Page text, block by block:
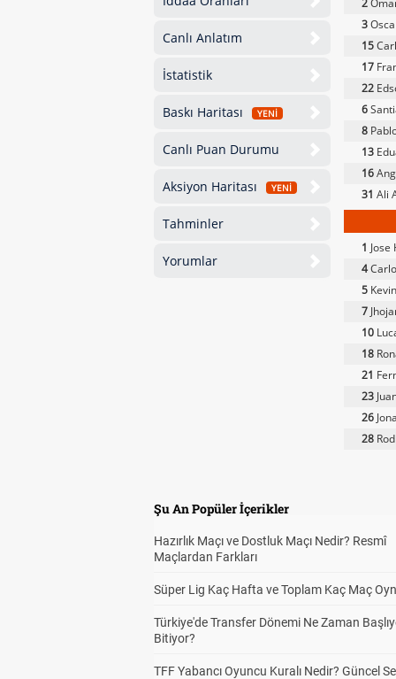
Canlı Anlatım
İstatistik
Baskı Haritası YENİ
Canlı Puan Durumu
Aksiyon Haritası YENİ
Tahminler
Yorumlar
2
3
15
17
22
6
8
13
16
31 Ali
1
4
5
7
10
18
21
23
26
28
Şu An Popüler İçerikler
Hazırlık Maçı ve Dostluk Maçı Nedir? Resmî
Maçlardan Farkları
Süper Lig Kaç Hafta ve Toplam Kaç Maç
Türkiye'de Transfer Dönemi Ne Zaman
Bitiyor?
TFF Yabancı Oyuncu Kuralı Nedir? Güncel